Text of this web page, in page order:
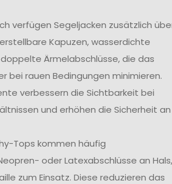
verfügen Segeljacken zusätzlich
Kapuzen, wasserdichte
Ärmelabschlüsse, die das
bei rauen Bedingungen minimieren.
verbessern die Sichtbarkeit bei
und erhöhen die Sicherheit an
Tops kommen häufig
oder Latexabschlüsse an Hals,
zum Einsatz. Diese reduzieren das